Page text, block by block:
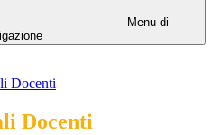
Menu di
Docenti
Docenti